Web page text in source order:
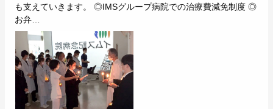
も支えていきます。 ◎IMSグループ病院での治療費減免制度 ◎
お弁…